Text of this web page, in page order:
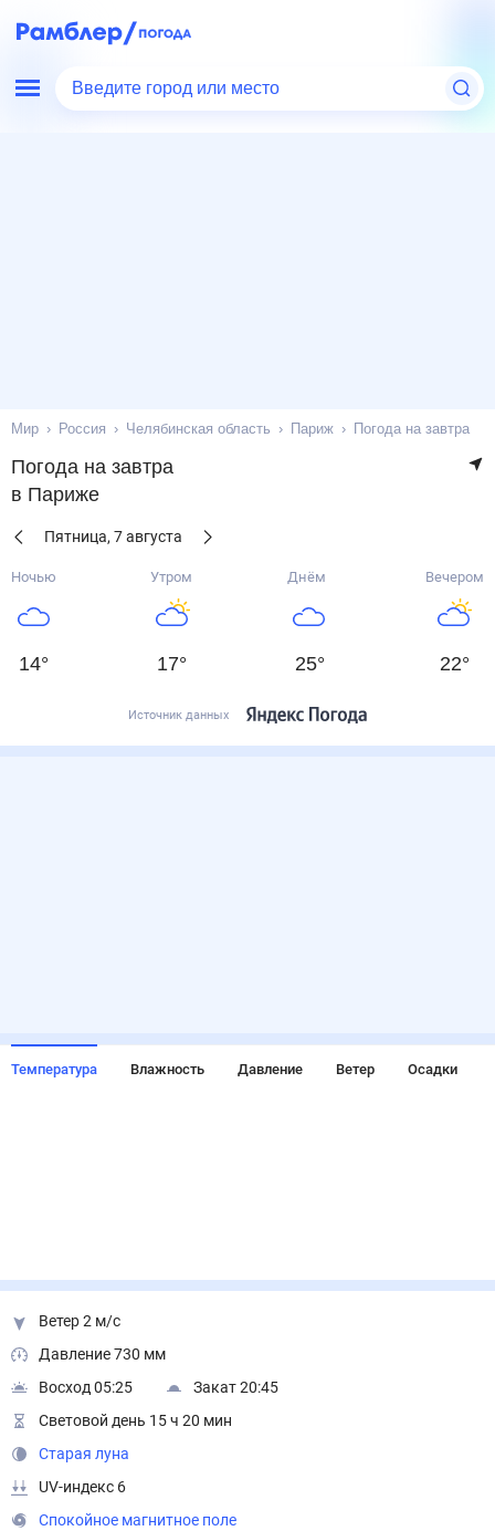
Введите город или место
Мир Россия Челябинская область Париж Погода на завтра
Погода на завтра
в Париже
Пятница, 7августа
Ночью
14°
Утром
17°
Днём
25°
Вечером
22°
Источник данных
Температура Влажность Давление Ветер Осадки
Ветер 2 м/с
Давление 730 мм
Восход 05:25
Закат 20:45
Световой день 15 ч 20 мин
Старая луна
UV-индекс 6
Спокойное магнитное поле